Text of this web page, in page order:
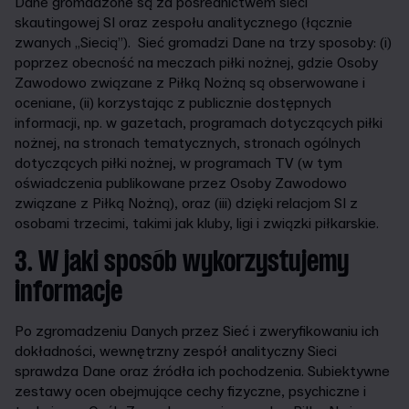
skautingowej SI oraz zespołu analitycznego (łącznie
zwanych „Siecią”). Sieć gromadzi Dane na trzy sposoby: (i)
poprzez obecność na meczach piłki nożnej, gdzie Osoby
Zawodowo związane z Piłką Nożną są obserwowane i
oceniane, (ii) korzystając z publicznie dostępnych
informacji, np. w gazetach, programach dotyczących piłki
nożnej, na stronach tematycznych, stronach ogólnych
dotyczących piłki nożnej, w programach TV (w tym
oświadczenia publikowane przez Osoby Zawodowo
związane z Piłką Nożną), oraz (iii) dzięki relacjom SI z
osobami trzecimi, takimi jak kluby, ligi i związki piłkarskie.
3. W jaki sposób wykorzystujemy
informacje
Po zgromadzeniu Danych przez Sieć i zweryfikowaniu ich
dokładności, wewnętrzny zespół analityczny Sieci
sprawdza Dane oraz źródła ich pochodzenia. Subiektywne
zestawy ocen obejmujące cechy fizyczne, psychiczne i